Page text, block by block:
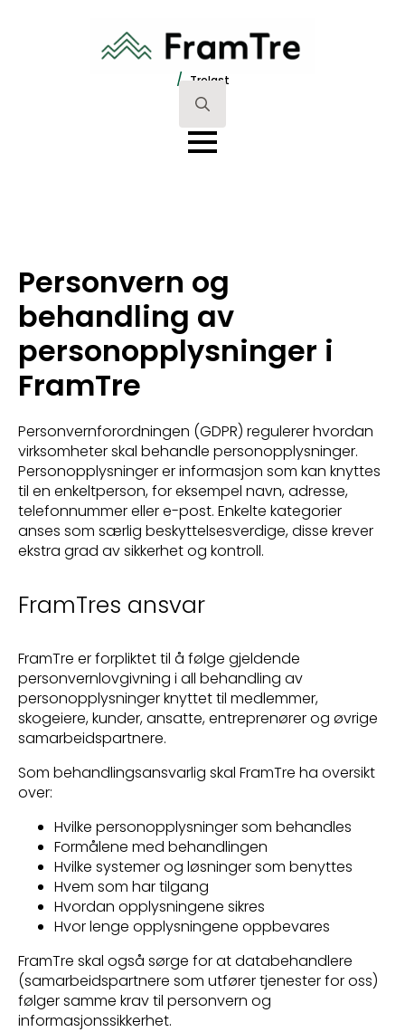
/ Trelast
Search
for:
Personvern og
behandling av
personopplysninger i
FramTre
Personvernforordningen (GDPR) regulerer hvordan
virksomheter skal behandle personopplysninger.
Personopplysninger er informasjon som kan knyttes
til en enkeltperson, for eksempel navn, adresse,
telefonnummer eller e-post. Enkelte kategorier
anses som særlig beskyttelsesverdige, disse krever
ekstra grad av sikkerhet og kontroll.
FramTres ansvar
FramTre er forpliktet til å følge gjeldende
personvernlovgivning i all behandling av
personopplysninger knyttet til medlemmer,
skogeiere, kunder, ansatte, entreprenører og øvrige
samarbeidspartnere.
Som behandlingsansvarlig skal FramTre ha oversikt
over:
Hvilke personopplysninger som behandles
Formålene med behandlingen
Hvilke systemer og løsninger som benyttes
Hvem som har tilgang
Hvordan opplysningene sikres
Hvor lenge opplysningene oppbevares
FramTre skal også sørge for at databehandlere
(samarbeidspartnere som utfører tjenester for oss)
følger samme krav til personvern og
informasjonssikkerhet.